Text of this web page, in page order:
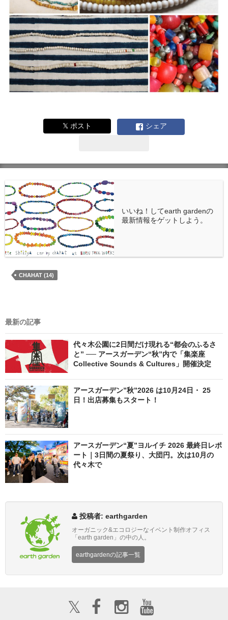
𝕏 ポスト シェア
いいね！してearth gardenの
最新情報をゲットしよう。
CHAHAT (14)
最新の記事
代々木公園に2日間だけ現れる“都会のふるさ
と” ── アースガーデン“秋”内で「集楽座
Collective Sounds & Cultures」開催決定
アースガーデン”秋”2026 は10月24日・ 25
日！出店募集もスタート！
アースガーデン“夏”ヨルイチ 2026 最終日レポ
ート｜3日間の夏祭り、大団円。次は10月の
代々木で
投稿者: earthgarden
オーガニック&エコロジーなイベント制作オフィス
「earth garden」の中の人。
earthgardenの記事一覧
𝕏